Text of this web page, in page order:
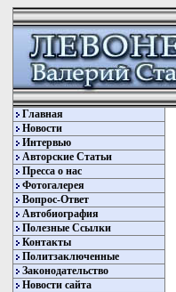
Главная
Новости
Интервью
Авторские Статьи
Пресса о нас
Фотогалерея
Вопрос-Ответ
Автобиография
Полезные Ссылки
Контакты
Политзаключенные
Законодательство
Новости сайта